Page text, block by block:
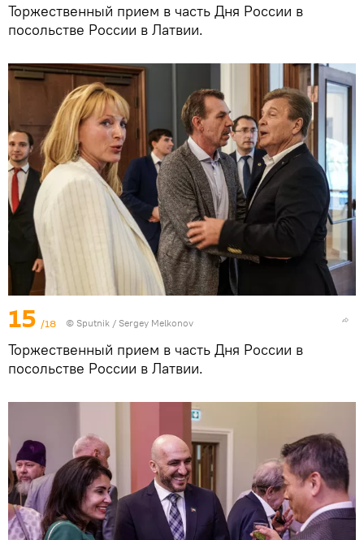
Торжественный прием в часть Дня России в
посольстве России в Латвии.
15 /18 © Sputnik / Sergey Melkonov
Торжественный прием в часть Дня России в
посольстве России в Латвии.